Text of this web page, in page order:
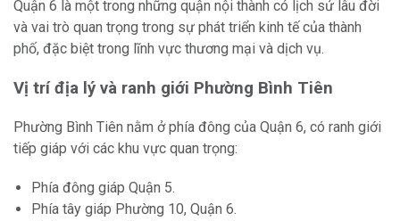
Quận 6 là một trong những quận nội thành có lịch sử lâu đời
và vai trò quan trọng trong sự phát triển kinh tế của thành
phố, đặc biệt trong lĩnh vực thương mại và dịch vụ.
Vị trí địa lý và ranh giới Phường Bình Tiên
Phường Bình Tiên nằm ở phía đông của Quận 6, có ranh giới
tiếp giáp với các khu vực quan trọng:
Phía đông giáp Quận 5.
Phía tây giáp Phường 10, Quận 6.